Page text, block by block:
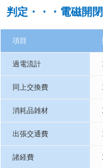
判定・・・電磁開
項目
過電流計
同上交換費
消耗品雑材
出張交通費
諸経費